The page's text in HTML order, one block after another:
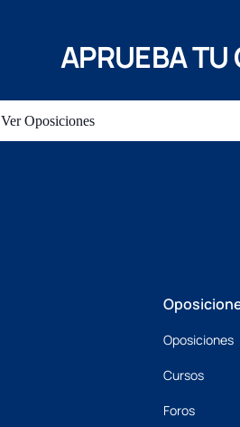
APRUEBA
Ver Oposiciones
Oposiciones
Cursos
Foros